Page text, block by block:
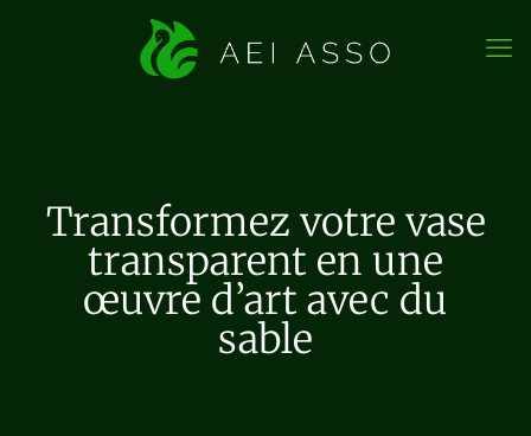
Transformez votre vase
transparent en une
œuvre d’art avec du
sable